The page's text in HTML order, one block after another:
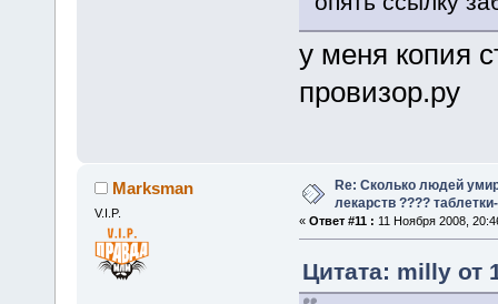
у меня копия
провизор.ру
Marksman
V.I.P.
Re: Сколько людей
лекарств ????
« Ответ #11 : 11 Ноября 2008,
Цитата: milly от